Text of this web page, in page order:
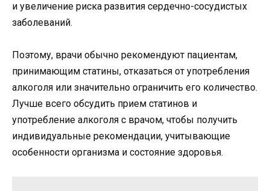
и увеличение риска развития сердечно-сосудистых
заболеваний.
Поэтому, врачи обычно рекомендуют пациентам,
принимающим статины, отказаться от употребления
алкоголя или значительно ограничить его количество.
Лучше всего обсудить прием статинов и
употребление алкоголя с врачом, чтобы получить
индивидуальные рекомендации, учитывающие
особенности организма и состояние здоровья.